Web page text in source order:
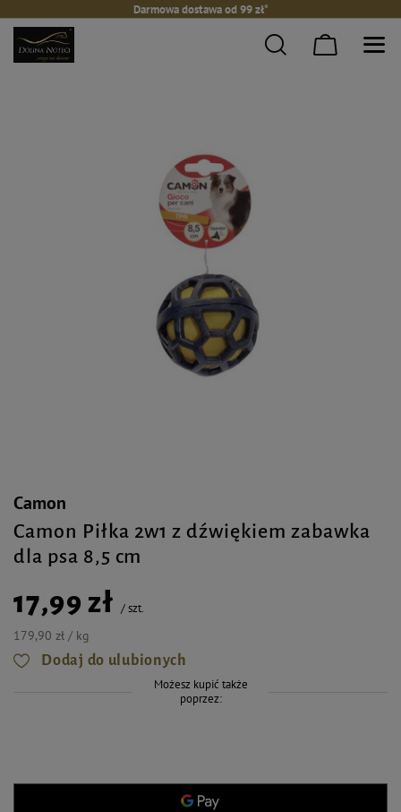
Darmowa dostawa od 99 zł*
Camon
Camon Piłka 2w1 z dźwiękiem zabawka
dla psa 8,5 cm
17,99 zł /szt.
179,90 zł / kg
Dodaj do ulubionych
Możesz kupić także
poprzez: